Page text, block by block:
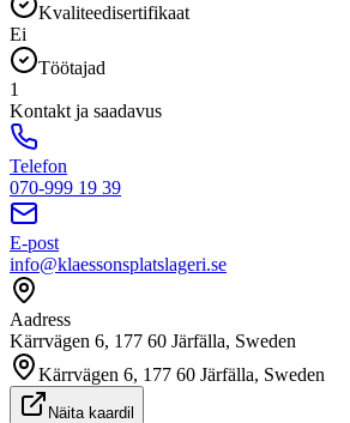
Kvaliteedisertifikaat
Ei
Töötajad
1
Kontakt ja saadavus
Telefon
070-999 19 39
E-post
info@klaessonsplatslageri.se
Aadress
Kärrvägen 6, 177 60 Järfälla, Sweden
Kärrvägen 6, 177 60 Järfälla, Sweden
Näita kaardil